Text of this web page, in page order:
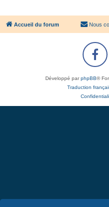
Accueil du forum Nous
Développé parphpBB®
Traduction